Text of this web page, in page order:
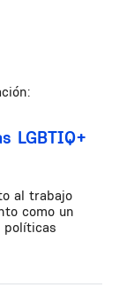
LGBTIQ+
al trabajo
como un
políticas